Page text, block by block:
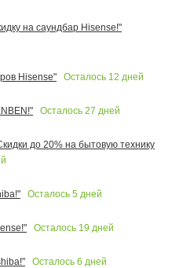
на саундбар Hisense!"
Hisense"
Осталось 12 дней
Осталось 27 дней
до 20% на бытовую технику
Осталось 5 дней
Осталось 19 дней
Осталось 6 дней